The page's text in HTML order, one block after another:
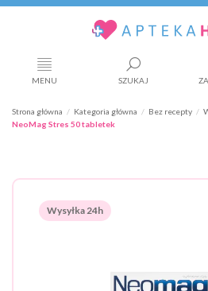
MENU SZUKAJ
Strona główna Kategoria główna Bez recepty
NeoMag Stres 50 tabletek
Wysyłka 24h